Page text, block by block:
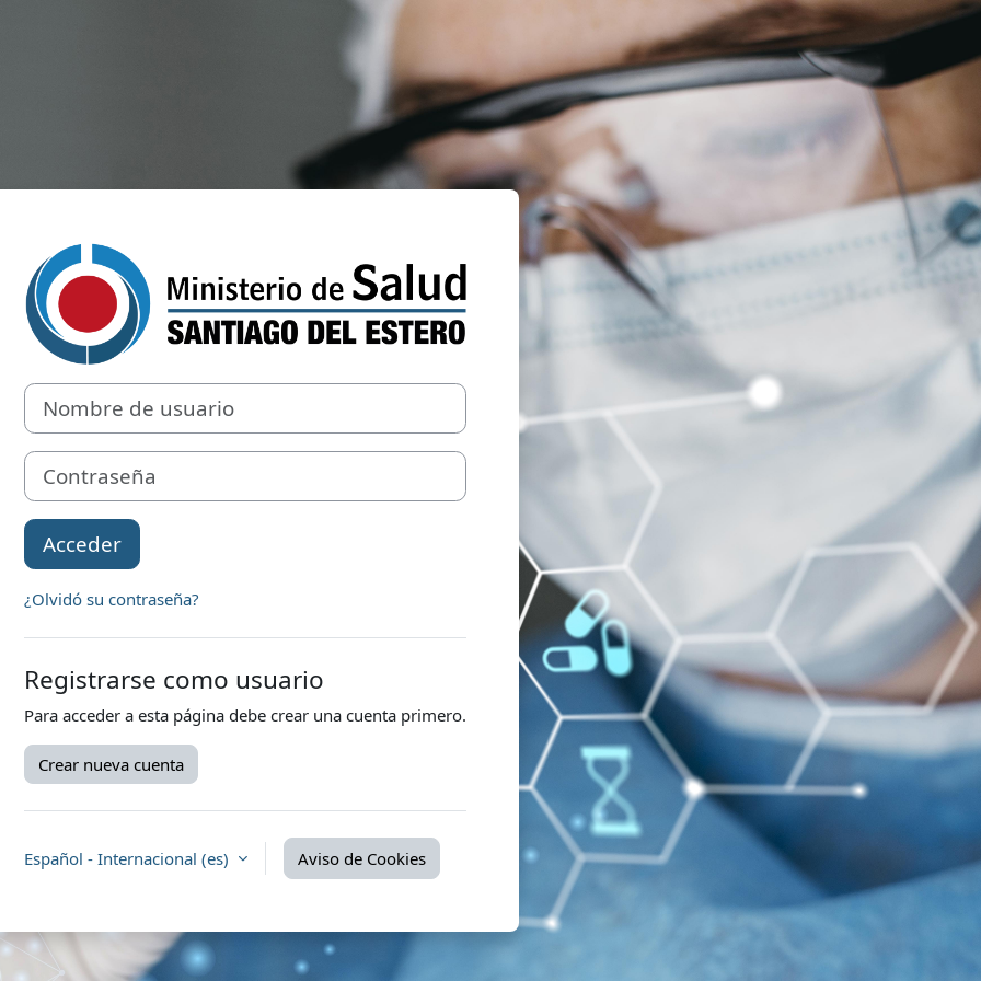
Entrar a Salud Santiago
Saltar a creación de una nueva cuenta
Nombre de usuario
Contraseña
Acceder
¿Olvidó su contraseña?
Registrarse como usuario
Para acceder a esta página debe crear una cuenta primero.
Crear nueva cuenta
Español - Internacional ‎(es)‎ Aviso de Cookies